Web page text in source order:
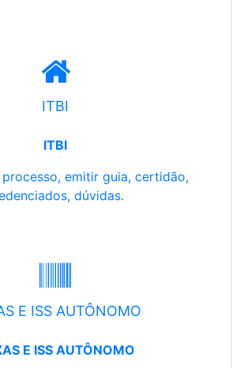
ITBI
ITBI
emitir guia, certidão,
dúvidas.
E ISS AUTÔNOMO
E ISS AUTÔNOMO